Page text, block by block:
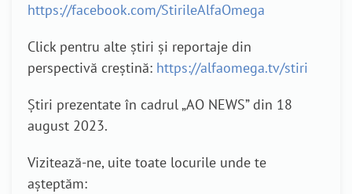
https://facebook.com/StirileAlfaOmega
Click pentru alte știri și reportaje din
perspectivă creștină: https://alfaomega.tv/stiri
Știri prezentate în cadrul „AO NEWS” din 18
august 2023.
Vizitează-ne, uite toate locurile unde te
așteptăm: